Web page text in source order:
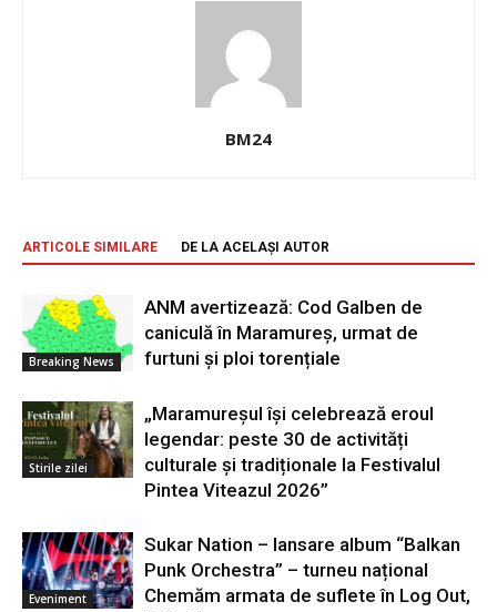
BM24
ARTICOLE SIMILARE DE LA ACELAȘI AUTOR
Breaking News
ANM avertizează: Cod Galben de
caniculă în Maramureș, urmat de
furtuni și ploi torențiale
Stirile zilei
„Maramureșul își celebrează eroul
legendar: peste 30 de activități
culturale și tradiționale la Festivalul
Pintea Viteazul 2026”
Eveniment
Sukar Nation – lansare album “Balkan
Punk Orchestra” – turneu național
Chemăm armata de suflete în Log Out,